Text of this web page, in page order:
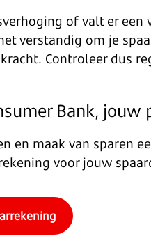
of valt er
verstandig om je
Controleer dus
Bank,
en maak van sparen
voor jouw